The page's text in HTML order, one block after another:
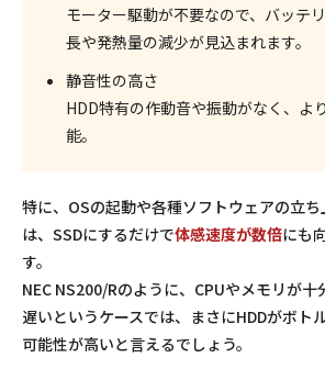
モーター駆動が不要なので、バッテ
長や発熱量の減少が見込まれます。
静音性の高さ
HDD特有の作動音や振動がなく、よ
能。
特に、OSの起動や各種ソフトウェアの立
は、SSDにするだけで体感速度が数倍にも
す。
NEC NS200/Rのように、 CPUやメモリが
遅いというケースでは、まさにHDDがボト
可能性が高いと言えるでしょう。